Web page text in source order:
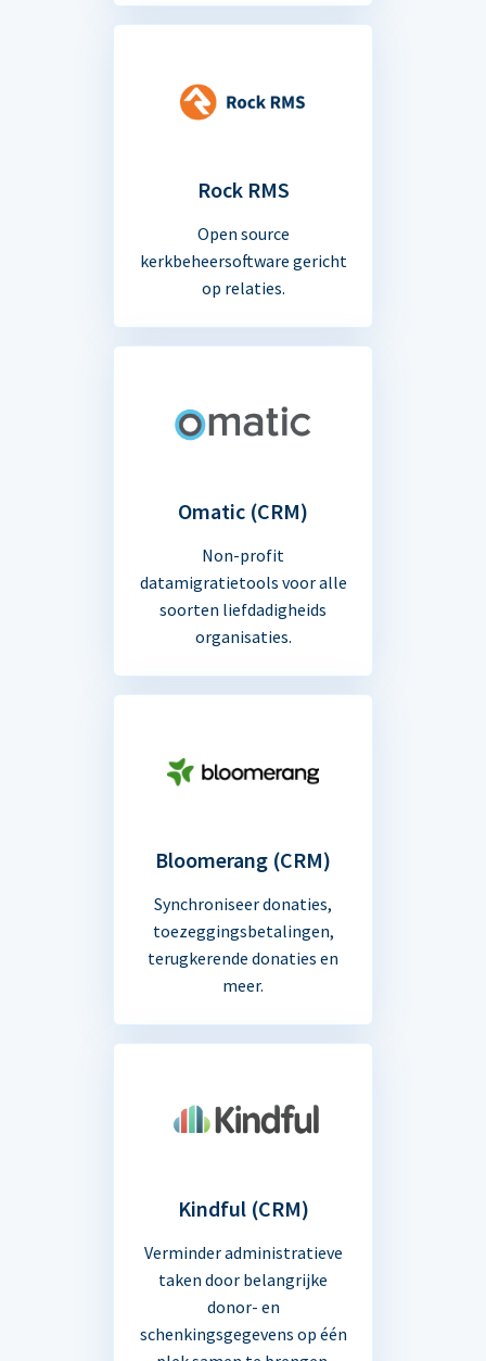
Rock RMS
Open source
kerkbeheersoftware gericht
op relaties.
Omatic (CRM)
Non-profit
datamigratietools voor alle
soorten liefdadigheids
organisaties.
Bloomerang (CRM)
Synchroniseer donaties,
toezeggingsbetalingen,
terugkerende donaties en
meer.
Kindful (CRM)
Verminder administratieve
taken door belangrijke
donor- en
schenkingsgegevens op één